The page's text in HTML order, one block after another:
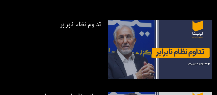
تداوم نظام نابرابر